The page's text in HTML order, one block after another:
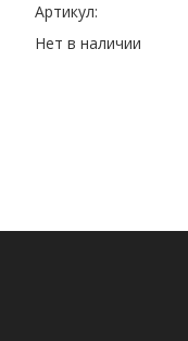
Артикул:
Нет в наличии